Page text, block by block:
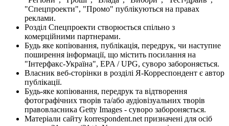
"Спецпроекти", "Промо" публікуються на правах
реклами.
Розділ Спецпроекти створюється спільно з
комерційними партнерами.
Будь яке копіювання, публікація, передрук, чи наступне
поширення інформації, що містить посилання на
"Інтерфакс-Україна", EPA / UPG, суворо забороняється.
Власник веб-сторінки в розділі Я-Корреспондент є автор
публікації.
Будь-яке копіювання, передрук та відтворення
фотографічних творів та/або аудіовізуальних творів
правовласника Getty Images - суворо забороняється.
Матеріали сайту korrespondent.net призначені для осіб